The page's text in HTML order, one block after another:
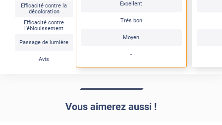
Efficacité contre la
décoloration
Efficacité contre
l'éblouissement
Passage de lumière
Avis
Excellent
Très bon
Moyen
-
Vous aimerez aussi !